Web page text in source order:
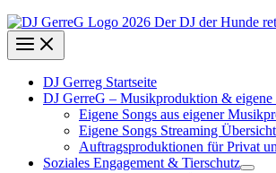
DJ Gerreg Startseite
DJ GerreG – Musikproduktion & eigene
Eigene Songs aus eigener
Eigene Songs Streaming
Auftragsproduktionen für Privat
Soziales Engagement & Tierschutz